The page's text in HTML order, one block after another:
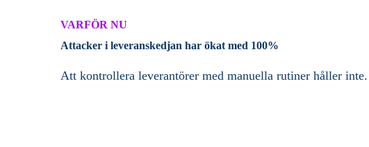
VARFÖR NU
Attacker i leveranskedjan har ökat med 100%
Att kontrollera leverantörer med manuella rutiner håller